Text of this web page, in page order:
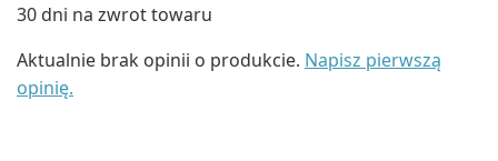
30 dni na zwrot towaru
Aktualnie brak opinii o produkcie. Napisz pierwszą
opinię.